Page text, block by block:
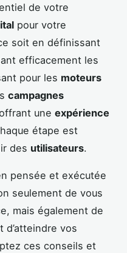
de votre
pour votre
soit en définissant
efficacement les
pour les moteurs
campagnes
une expérience
étape est
des utilisateurs.
pensée et exécutée
seulement de vous
mais également de
d’atteindre vos
ces conseils et